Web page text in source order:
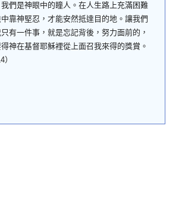
們是神眼中的瞳人。在人生路上充滿困難
靠神堅忍，才能安然抵達目的地。讓我們
有一件事，就是忘記背後，努力面前的，
神在基督耶穌裡從上面召我來得的獎賞 。
）